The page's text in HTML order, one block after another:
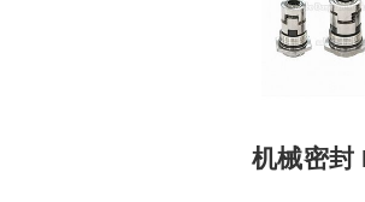
机械密封